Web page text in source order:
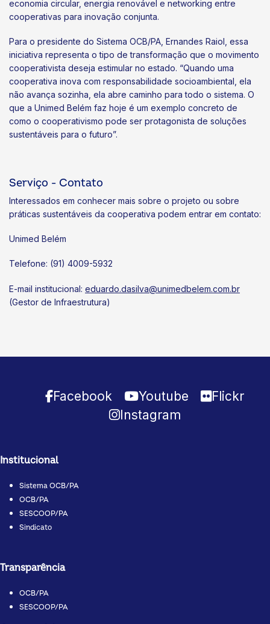
economia circular, energia renovável e networking entre
cooperativas para inovação conjunta.
Para o presidente do Sistema OCB/PA, Ernandes Raiol, essa
iniciativa representa o tipo de transformação que o movimento
cooperativista deseja estimular no estado. “Quando uma
cooperativa inova com responsabilidade socioambiental, ela
não avança sozinha, ela abre caminho para todo o sistema. O
que a Unimed Belém faz hoje é um exemplo concreto de
como o cooperativismo pode ser protagonista de soluções
sustentáveis para o futuro”.
Serviço - Contato
Interessados em conhecer mais sobre o projeto ou sobre
práticas sustentáveis da cooperativa podem entrar em contato:
Unimed Belém
Telefone: (91) 4009-5932
E-mail institucional: eduardo.dasilva@unimedbelem.com.br
(Gestor de Infraestrutura)
Facebook Youtube
Flickr
Instagram
Institucional
Sistema OCB/PA
OCB/PA
SESCOOP/PA
Sindicato
Transparência
OCB/PA
SESCOOP/PA